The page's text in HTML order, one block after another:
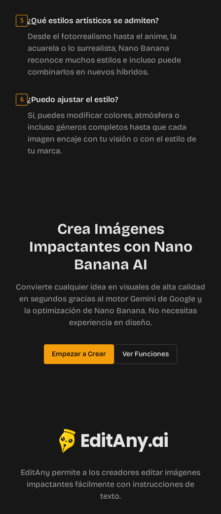
5
¿Qué estilos artísticos se admiten?
Desde el fotorrealismo hasta el anime, la
acuarela o lo surrealista, Nano Banana
reconoce muchos estilos e incluso puede
combinarlos en nuevos híbridos.
6
¿Puedo ajustar el estilo?
Sí, puedes modificar colores, atmósfera o
incluso géneros completos hasta que cada
imagen encaje con tu visión o con el estilo de
tu marca.
Crea Imágenes
Impactantes con Nano
Banana AI
Convierte cualquier idea en visuales de alta calidad
en segundos gracias al motor Gemini de Google y
la optimización de Nano Banana. No necesitas
experiencia en diseño.
Empezar a Crear Ver Funciones
EditAny.ai
EditAny permite a los creadores editar imágenes
impactantes fácilmente con instrucciones de
texto.